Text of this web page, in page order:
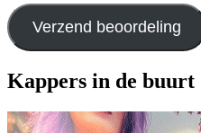
Verzend beoordeling
Kappers in de buurt